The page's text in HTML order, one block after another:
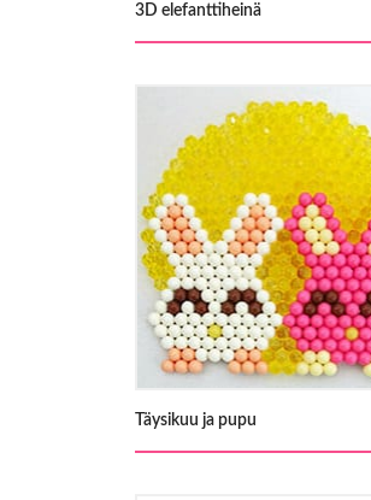
3D elefanttiheinä
Täysikuu ja pupu